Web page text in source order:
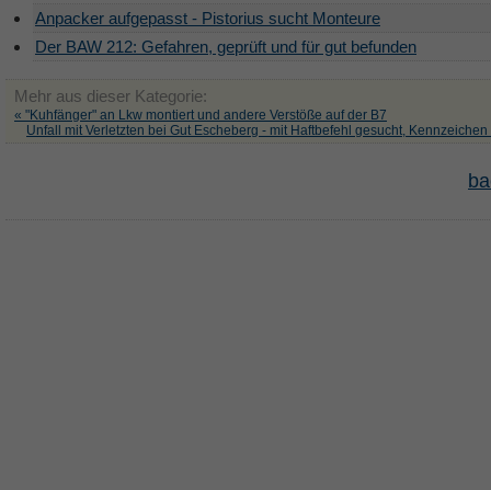
Anpacker aufgepasst - Pistorius sucht Monteure
Der BAW 212: Gefahren, geprüft und für gut befunden
Mehr aus dieser Kategorie:
« "Kuhfänger" an Lkw montiert und andere Verstöße auf der B7
Unfall mit Verletzten bei Gut Escheberg - mit Haftbefehl gesucht,